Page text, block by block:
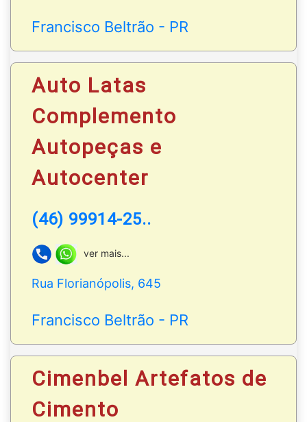
Francisco Beltrão - PR
Auto Latas
Complemento
Autopeças e
Autocenter
(46) 99914-25..
ver mais...
Rua Florianópolis, 645
Francisco Beltrão - PR
Cimenbel Artefatos de
Cimento